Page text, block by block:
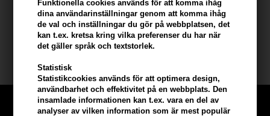
Funktionella cookies används för att komma ihåg
dina användarinställningar genom att komma ihåg
de val och inställningar du gör på webbplatsen, det
kan t.ex. kretsa kring vilka preferenser du har när
det gäller språk och textstorlek.
Statistisk
Statistikcookies används för att optimera design,
användbarhet och effektivitet på en webbplats. Den
insamlade informationen kan t.ex. vara en del av
analyser av vilken information som är mest populär
Storlek: 150ml